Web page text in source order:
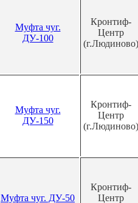
Муфта чуг.
ДУ-100
Кронтиф-
Центр
(г.Людиново)
Муфта чуг.
ДУ-150
Кронтиф-
Центр
(г.Людиново)
Муфта чуг. ДУ-50
Кронтиф-
Центр